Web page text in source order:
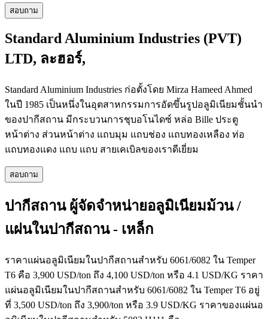
สอบถาม
Standard Aluminium Industries (PVT)
LTD, ละฮอร์,
Standard Aluminium Industries ก่อตั้งโดย Mirza Hameed Ahmed
ในปี 1985 เป็นหนึ่งในอุตสาหกรรมการอัดขึ้นรูปอลูมิเนียมชั้นนำ
ของปากีสถาน มีกระบวนการชุบอโนไดซ์ หล่อ Bille ประตู
หน้าต่าง ส่วนหน้าต่าง แถบมุม แถบช่อง แถบทองเหลือง ท่อ
แถบทองแดง แถบ แถบ สายเคเบิลของเราดีเยี่ยม
สอบถาม
ปากีสถาน ผู้จัดจำหน่ายอลูมิเนียมม้วน /
แผ่นในปากีสถาน - เหล็ก
ราคาแผ่นอลูมิเนียมในปากีสถานสำหรับ 6061/6082 ใน Temper
T6 คือ 3,900 USD/ton ถึง 4,100 USD/ton หรือ 4.1 USD/KG ราคา
แผ่นอลูมิเนียมในปากีสถานสำหรับ 6061/6082 ใน Temper T6 อยู่
ที่ 3,500 USD/ton ถึง 3,900/ton หรือ 3.9 USD/KG ราคาของแผ่นอ